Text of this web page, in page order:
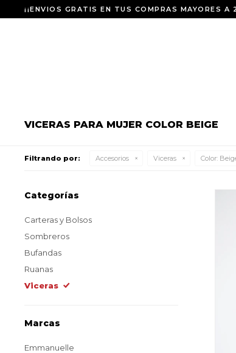
¡¡ENVIOS GRATIS EN TUS COMPRAS MAYORES A
VICERAS PARA MUJER COLOR BEIGE
Filtrando por: Accesorios Viceras Color:
Categorías
Carteras y Bolsos
Sombreros
Bufandas
Ruanas
Viceras
Marcas
Emmanuelle